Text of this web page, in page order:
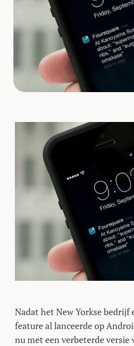
Nadat het New Yorkse bedrijf
feature al lanceerde op
nu met een verbeterde versie